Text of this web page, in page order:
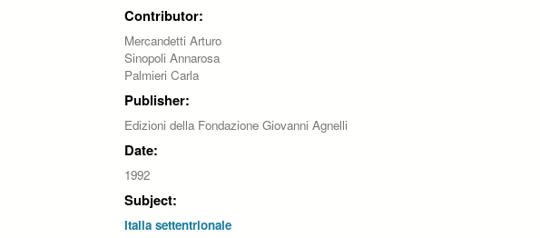
Contributor:
Mercandetti Arturo
Sinopoli Annarosa
Palmieri Carla
Publisher:
Edizioni della Fondazione Giovanni Agnelli
Date:
1992
Subject:
Italia settentrionale